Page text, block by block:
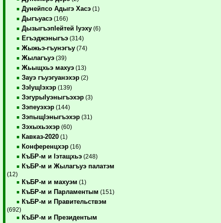
Дунейпсо Адыгэ Хасэ (1)
Дыгъуасэ (166)
ДызыгъэпIейтей Iуэху (6)
Егъэджэныгъэ (314)
Жыжьэ-гъунэгъу (74)
Жылагъуэ (39)
Жьыщхьэ махуэ (13)
Зауэ гъуэгуанэхэр (2)
ЗэIущIэхэр (139)
ЗэгурыIуэныгъэхэр (3)
Зэпеуэхэр (144)
ЗэпыщIэныгъэхэр (31)
Зэхыхьэхэр (60)
Кавказ-2020 (1)
Конференцхэр (16)
КъБР-м и Iэтащхьэ (248)
КъБР-м и Жылагъуэ палатэм
(12)
КъБР-м и махуэм (1)
КъБР-м и Парламентым (151)
КъБР-м и Правительствэм
(692)
КъБР-м и Президентым